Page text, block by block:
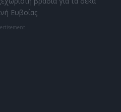
Ευβοίας
-